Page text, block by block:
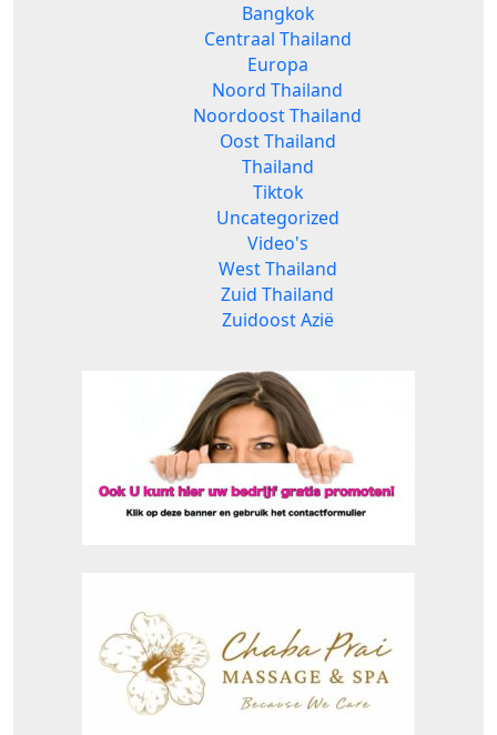
Bangkok
Centraal Thailand
Europa
Noord Thailand
Noordoost Thailand
Oost Thailand
Thailand
Tiktok
Uncategorized
Video's
West Thailand
Zuid Thailand
Zuidoost Azië